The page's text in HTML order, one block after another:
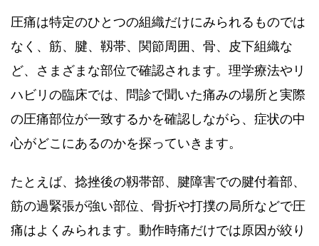
圧痛は特定のひとつの組織だけにみられるものでは
なく、筋、腱、靱帯、関節周囲、骨、皮下組織な
ど、さまざまな部位で確認されます。理学療法やリ
ハビリの臨床では、問診で聞いた痛みの場所と実際
の圧痛部位が一致するかを確認しながら、症状の中
心がどこにあるのかを探っていきます。
たとえば、捻挫後の靱帯部、腱障害での腱付着部、
筋の過緊張が強い部位、骨折や打撲の局所などで圧
痛はよくみられます。動作時痛だけでは原因が絞り